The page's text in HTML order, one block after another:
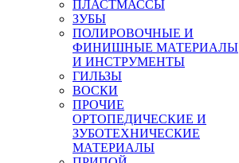
ПЛАСТМАССЫ
ЗУБЫ
ПОЛИРОВОЧНЫЕ И
ФИНИШНЫЕ МАТЕРИАЛЫ
И ИНСТРУМЕНТЫ
ГИЛЬЗЫ
ВОСКИ
ПРОЧИЕ
ОРТОПЕДИЧЕСКИЕ И
ЗУБОТЕХНИЧЕСКИЕ
МАТЕРИАЛЫ